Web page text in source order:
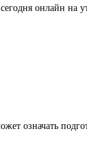
онлайн
означать